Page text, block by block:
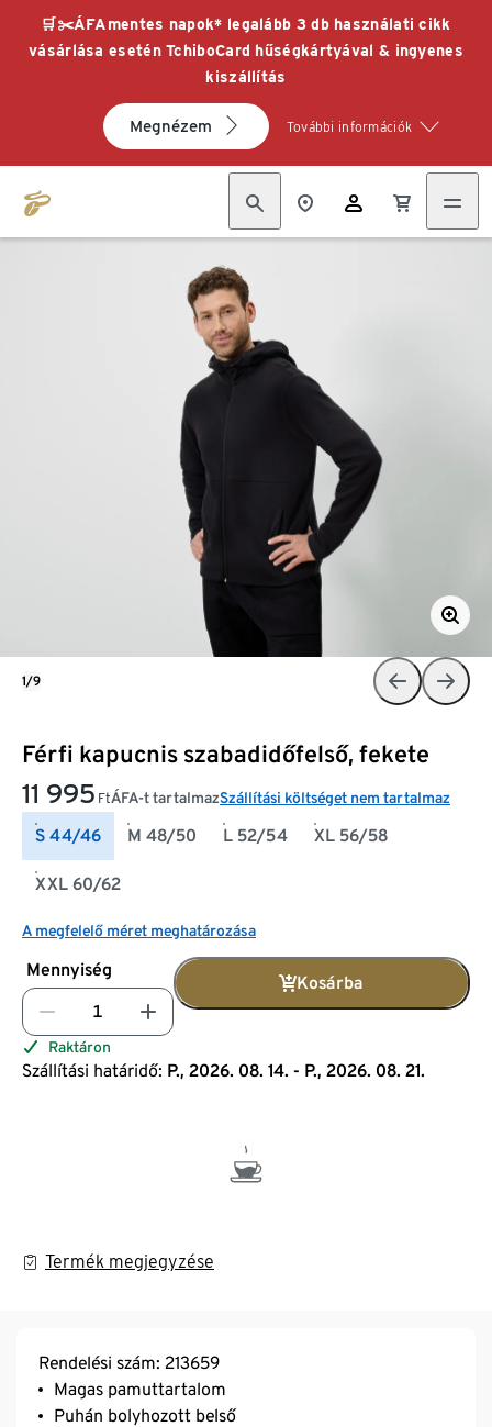
🛒✂️ÁFAmentes napok* legalább 3 db használati cikk
vásárlása esetén TchiboCard hűségkártyával & ingyenes
kiszállítás
Megnézem További információk
Férfi kapucnis szabadidőfelső, fekete
11 995 FtÁFA-t tartalmazSzállítási költséget nem tartalmaz
S 44/46 M 48/50 L 52/54 XL 56/58
XXL 60/62
A megfelelő méret meghatározása
Mennyiség
Kosárba
Raktáron
Szállítási határidő: P., 2026. 08. 14. - P., 2026. 08. 21.
Termék megjegyzése
1/9
Rendelési szám: 213659
Magas pamuttartalom
Puhán bolyhozott belső